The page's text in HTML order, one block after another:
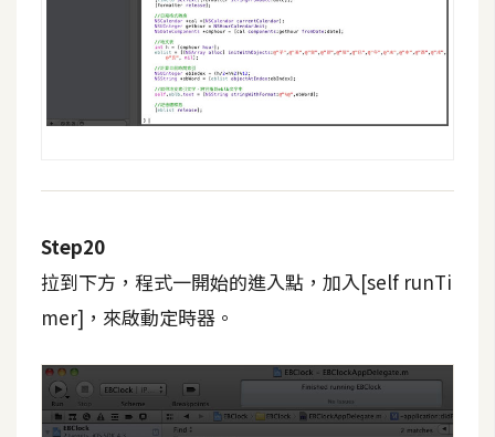
Step20
拉到下方，程式一開始的進入點，加入[self runTi
mer]，來啟動定時器。